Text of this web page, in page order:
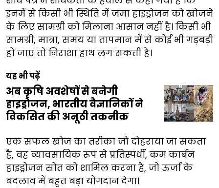
इनमें से किसी भी स्थिति में जमा हाइड्रोजन को खोजने
के लिए सामग्री को मिलाना आसान नहीं है। किसी भी
सामग्री, मात्रा, समय या तापमान में से कोई भी गड़बड़ी
हो जाए तो निराशा हाथ लग सकती है।
यह भी पढ़ें
अब कृषि अवशेषों से बनेगी
हाइड्रोजन, भारतीय वैज्ञानिकों ने
विकसित की अनूठी तकनीक
एक सफल खोज का तरीका जो दोहराया जा सकता
है, वह व्यावसायिक रूप से प्रतिस्पर्धी, कम कार्बन
हाइड्रोजन स्रोत को शामिल करना है, जो ऊर्जा के
बदलाव में बहुत बड़ा योगदान देगा।